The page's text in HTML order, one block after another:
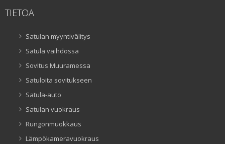
TIETOA
Satulan myyntivälitys
Satula vaihdossa
Sovitus Muuramessa
Satuloita sovitukseen
Satula-auto
Satulan vuokraus
Rungonmuokkaus
Lämpökameravuokraus